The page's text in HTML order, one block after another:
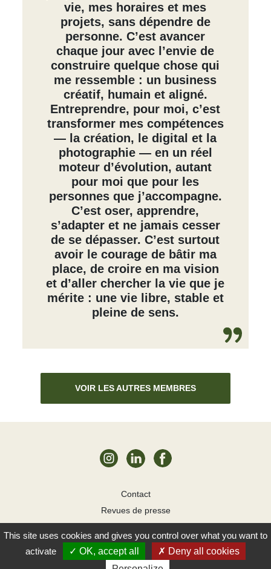
vie, mes horaires et mes
projets, sans dépendre de
personne. C’est avancer
chaque jour avec l’envie de
construire quelque chose qui
me ressemble : un business
créatif, humain et aligné.
Entreprendre, pour moi, c’est
transformer mes compétences
— la création, le digital et la
photographie — en un réel
moteur d’évolution, autant
pour moi que pour les
personnes que j’accompagne.
C’est oser, apprendre,
s’adapter et ne jamais cesser
de se dépasser. C’est surtout
avoir le courage de bâtir ma
place, de croire en ma vision
et d’aller chercher la vie que je
mérite : une vie libre, stable et
pleine de sens.
VOIR LES AUTRES MEMBRES
Contact
Revues de presse
Cookies
YAO! 2026
This site uses cookies and gives you control over what you want to
activate
OK, accept all
Deny all cookies